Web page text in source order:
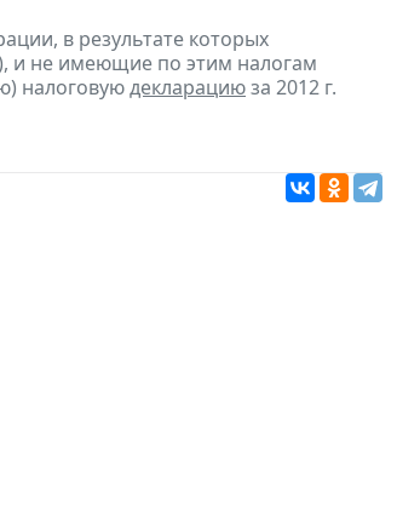
в результате которых
и не имеющие по этим налогам
налоговуюдекларациюза 2012 г.